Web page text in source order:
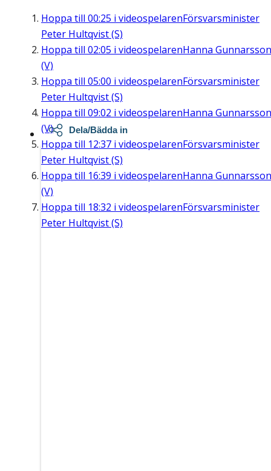
Hoppa till 00:25 i videospelarenFörsvarsminister
Peter Hultqvist (S)
Hoppa till 02:05 i videospelarenHanna Gunnarsson
(V)
Hoppa till 05:00 i videospelarenFörsvarsminister
Peter Hultqvist (S)
Hoppa till 09:02 i videospelarenHanna Gunnarsson
(V)
Hoppa till 12:37 i videospelarenFörsvarsminister
Peter Hultqvist (S)
Hoppa till 16:39 i videospelarenHanna Gunnarsson
(V)
Hoppa till 18:32 i videospelarenFörsvarsminister
Peter Hultqvist (S)
Dela/Bädda in